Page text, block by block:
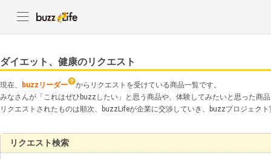
ダイエット、健康のリクエスト
現在、 buzzリーダー
からリクエストを受けている商品一覧です。
みなさんが「これはぜひbuzzしたい」と思う商品や、体験してみたいと思った商
リクエストされたものは順次、buzzLifeが企業に交渉していき、buzzプロジェク
リクエスト検索